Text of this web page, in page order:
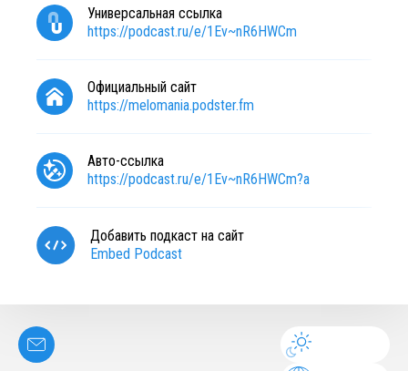
Универсальная ссылка
https://podcast.ru/e/1Ev~nR6HWCm
Официальный сайт
https://melomania.podster.fm
Авто-ссылка
https://podcast.ru/e/1Ev~nR6HWCm?a
Добавить подкаст на сайт
Embed Podcast